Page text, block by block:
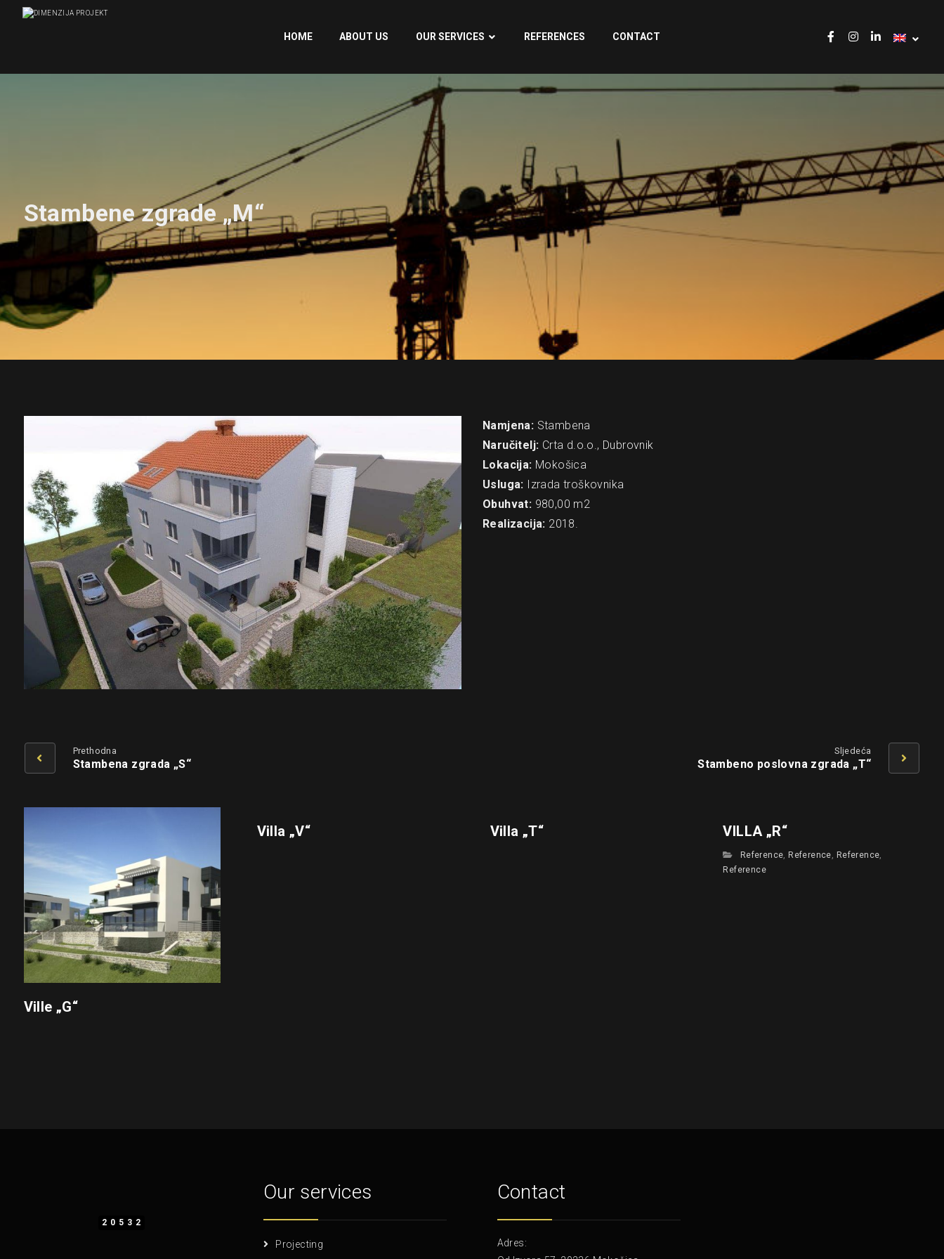
HOME ABOUT US OUR SERVICES REFERENCES CONTACT
Stambene zgrade „M“
Namjena: Stambena
Naručitelj: Crta d.o.o., Dubrovnik
Lokacija: Mokošica
Usluga: Izrada troškovnika
Obuhvat: 980,00 m2
Realizacija: 2018.
Prethodna
Stambena zgrada „S“
Sljedeća
Stambeno poslovna zgrada „T“
Ville „G“
Villa „V“ Villa „T“ VILLA „R“
Reference, Reference, Reference,
Reference
20532
Our services
Projecting
Contact
Adres: